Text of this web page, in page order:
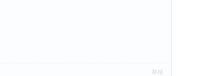
举报